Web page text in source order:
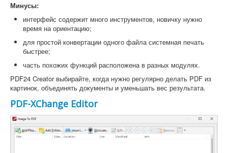
Минусы:
интерфейс содержит много инструментов, новичку нужно
время на ориентацию;
для простой конвертации одного файла системная печать
быстрее;
часть похожих функций расположена в разных модулях.
PDF24 Creator выбирайте, когда нужно регулярно делать PDF из
картинок, объединять документы и уменьшать вес результата.
PDF-XChange Editor